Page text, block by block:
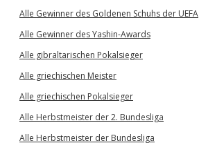
Alle Gewinner des Goldenen Schuhs der UEFA
Alle Gewinner des Yashin-Awards
Alle gibraltarischen Pokalsieger
Alle griechischen Meister
Alle griechischen Pokalsieger
Alle Herbstmeister der 2. Bundesliga
Alle Herbstmeister der Bundesliga